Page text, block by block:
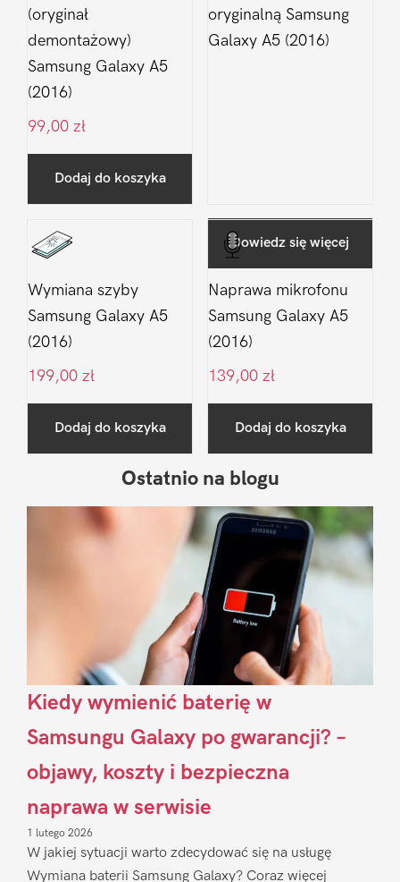
(oryginał
demontażowy)
Samsung Galaxy A5
(2016)
99,00 zł
Dodaj do koszyka
oryginalną Samsung
Galaxy A5 (2016)
Dowiedz się więcej
Wymiana szyby
Samsung Galaxy A5
(2016)
199,00 zł
Dodaj do koszyka
Naprawa mikrofonu
Samsung Galaxy A5
(2016)
139,00 zł
Dodaj do koszyka
Sidebar
Ostatnio na blogu
Kiedy wymienić baterię w
Samsungu Galaxy po gwarancji? –
objawy, koszty i bezpieczna
naprawa w serwisie
1 lutego 2026
W jakiej sytuacji warto zdecydować się na usługę
Wymiana baterii Samsung Galaxy? Coraz więcej